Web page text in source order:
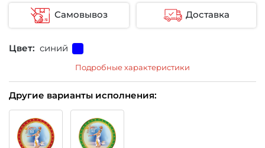
Самовывоз Доставка
Цвет: синий
Подробные характеристики
Другие варианты исполнения: